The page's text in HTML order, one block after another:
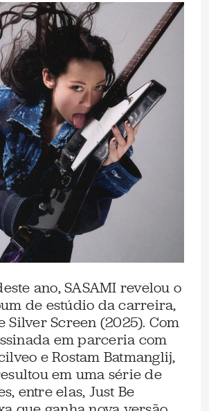
ano, SASAMI revelou o
de estúdio da carreira,
Silver Screen (2025). Com
em parceria com
e Rostam Batmanglij,
em uma série de
entre elas, Just Be